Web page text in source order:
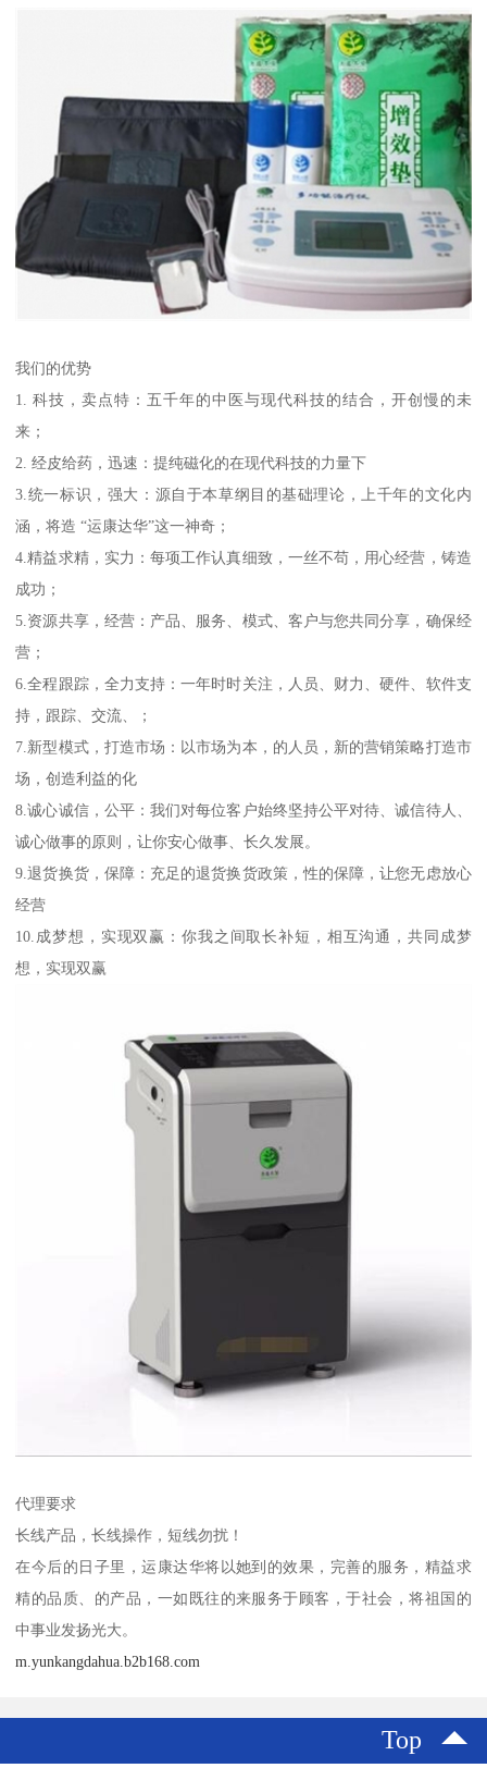
我们的优势
1. 科技，卖点特：五千年的中医与现代科技的结合，开创慢的未
来；
2. 经皮给药，迅速：提纯磁化的在现代科技的力量下
3.统一标识，强大：源自于本草纲目的基础理论，上千年的文化内
涵，将造 “运康达华”这一神奇；
4.精益求精，实力：每项工作认真细致，一丝不苟，用心经营，铸造
成功；
5.资源共享，经营：产品、服务、模式、客户与您共同分享，确保经
营；
6.全程跟踪，全力支持：一年时时关注，人员、财力、硬件、软件支
持，跟踪、交流、；
7.新型模式，打造市场：以市场为本，的人员，新的营销策略打造市
场，创造利益的化
8.诚心诚信，公平：我们对每位客户始终坚持公平对待、诚信待人、
诚心做事的原则，让你安心做事、长久发展。
9.退货换货，保障：充足的退货换货政策，性的保障，让您无虑放心
经营
10.成梦想，实现双赢：你我之间取长补短，相互沟通，共同成梦
想，实现双赢
代理要求
长线产品，长线操作，短线勿扰！
在今后的日子里，运康达华将以她到的效果，完善的服务，精益求
精的品质、的产品，一如既往的来服务于顾客，于社会，将祖国的
中事业发扬光大。
m.yunkangdahua.b2b168.com
Top